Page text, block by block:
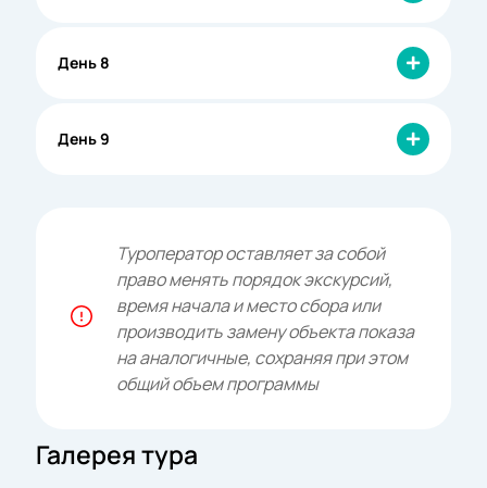
День 8
День 9
Туроператор оставляет за собой
право менять порядок экскурсий,
время начала и место сбора или
производить замену объекта показа
на аналогичные, сохраняя при этом
общий объем программы
Галерея тура